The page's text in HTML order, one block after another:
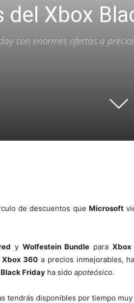
Xbox
con enormes ofertas a
de descuentos que Microsoft
y Wolfestein Bundle para Xbox
360 a precios inmejorables,
Black Friday ha sido apoteósico.
tendrás disponibles por tiempo